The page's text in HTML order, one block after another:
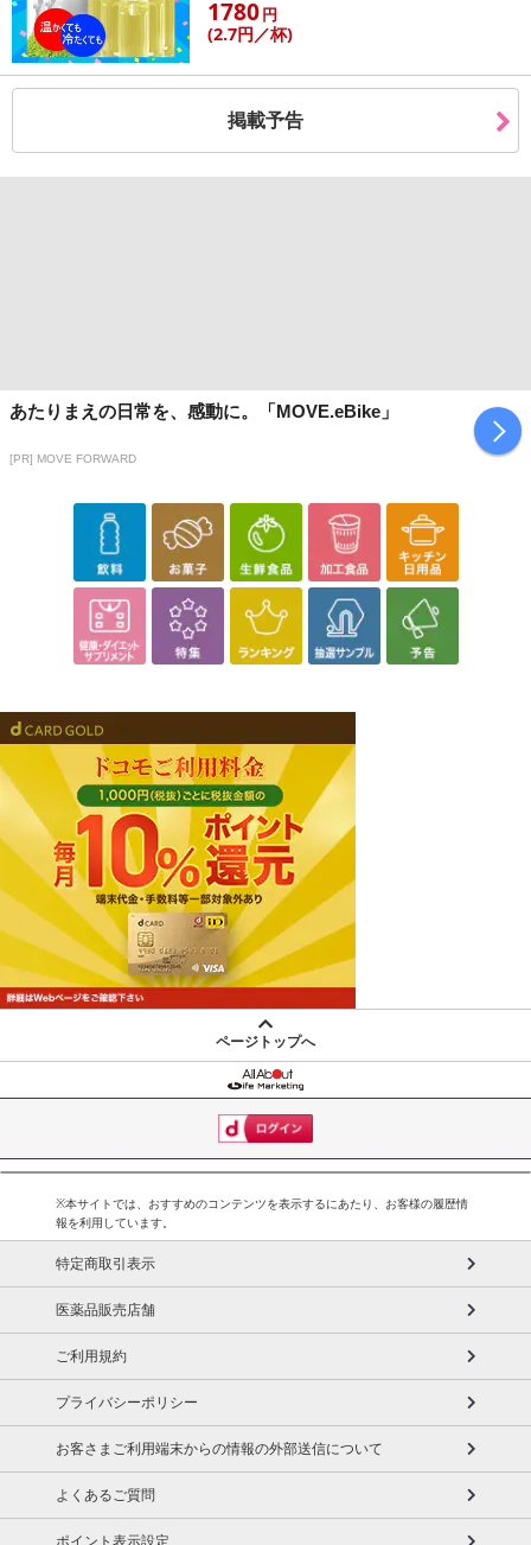
ます。
※会員様のご都合でお受取りいただけない場合、商品の再発送や返
金はいたしかねます。
また、お届け日時のご指定は、お受けできません。宅配業者からの
発送日カレンダー
休業日
■その他共通および商品カテゴリー別注意事項（※必ずご確認くだ
さい）
こちらの情報は2026-07-09 14:13:35.0
1780円
(2.7円／杯)
掲載予告
あたりまえの日常を、感動に。「MOVE.eBike」
[PR] MOVE FORWARD
ページトップへ
※本サイトでは、おすすめのコンテンツを表示するにあたり、お客様の履歴情
報を利用しています。
特定商取引表示
医薬品販売店舗
ご利用規約
プライバシーポリシー
お客さまご利用端末からの情報の外部送信について
よくあるご質問